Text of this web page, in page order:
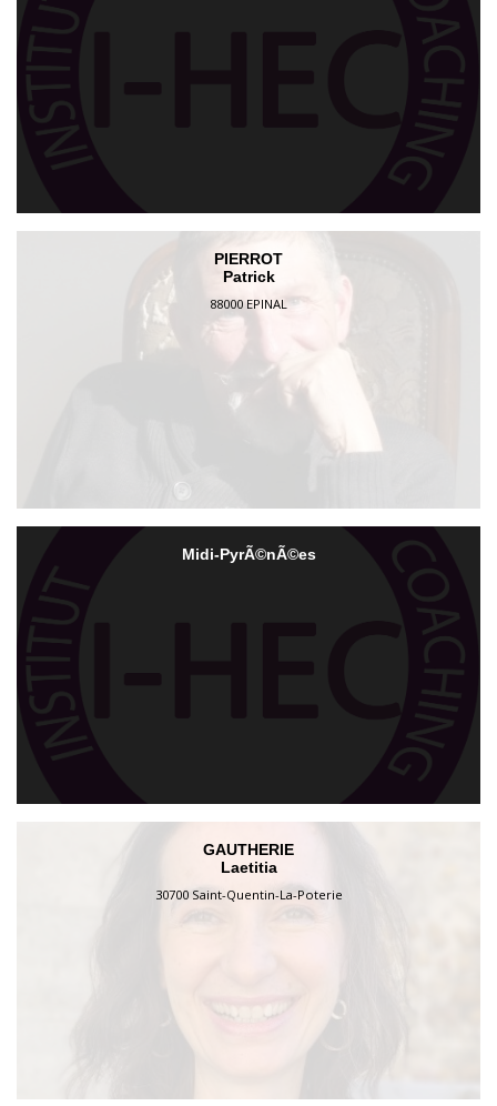
PIERROT
Patrick
88000 EPINAL
Midi-PyrÃ©nÃ©es
GAUTHERIE
Laetitia
30700 Saint-Quentin-La-Poterie